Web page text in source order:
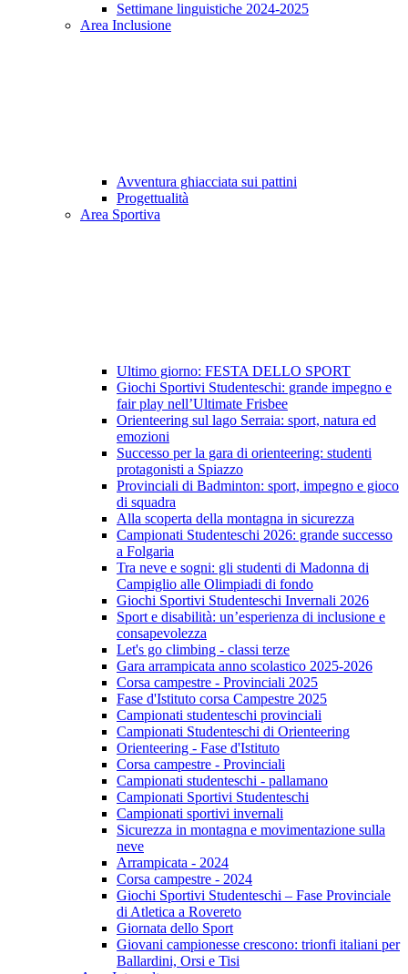
Settimane linguistiche 2024-2025
Area Inclusione
Avventura ghiacciata sui pattini
Progettualità
Area Sportiva
Ultimo giorno: FESTA DELLO SPORT
Giochi Sportivi Studenteschi: grande impegno e
fair play nell’Ultimate Frisbee
Orienteering sul lago Serraia: sport, natura ed
emozioni
Successo per la gara di orienteering: studenti
protagonisti a Spiazzo
Provinciali di Badminton: sport, impegno e gioco
di squadra
Alla scoperta della montagna in sicurezza
Campionati Studenteschi 2026: grande successo
a Folgaria
Tra neve e sogni: gli studenti di Madonna di
Campiglio alle Olimpiadi di fondo
Giochi Sportivi Studenteschi Invernali 2026
Sport e disabilità: un’esperienza di inclusione e
consapevolezza
Let's go climbing - classi terze
Gara arrampicata anno scolastico 2025-2026
Corsa campestre - Provinciali 2025
Fase d'Istituto corsa Campestre 2025
Campionati studenteschi provinciali
Campionati Studenteschi di Orienteering
Orienteering - Fase d'Istituto
Corsa campestre - Provinciali
Campionati studenteschi - pallamano
Campionati Sportivi Studenteschi
Campionati sportivi invernali
Sicurezza in montagna e movimentazione sulla
neve
Arrampicata - 2024
Corsa campestre - 2024
Giochi Sportivi Studenteschi – Fase Provinciale
di Atletica a Rovereto
Giornata dello Sport
Giovani campionesse crescono: trionfi italiani per
Ballardini, Orsi e Tisi